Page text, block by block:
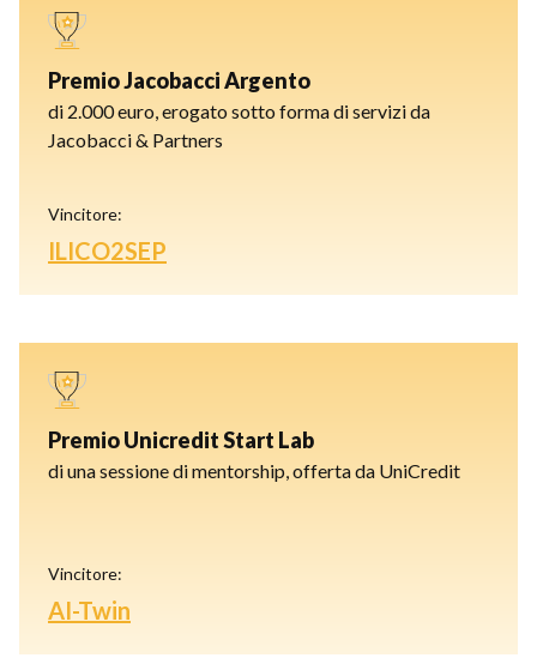
Premio Jacobacci Argento
di 2.000 euro, erogato sotto forma di servizi da
Jacobacci & Partners
Vincitore:
ILICO2SEP
Premio Unicredit Start Lab
di una sessione di mentorship, offerta da UniCredit
Vincitore:
AI-Twin